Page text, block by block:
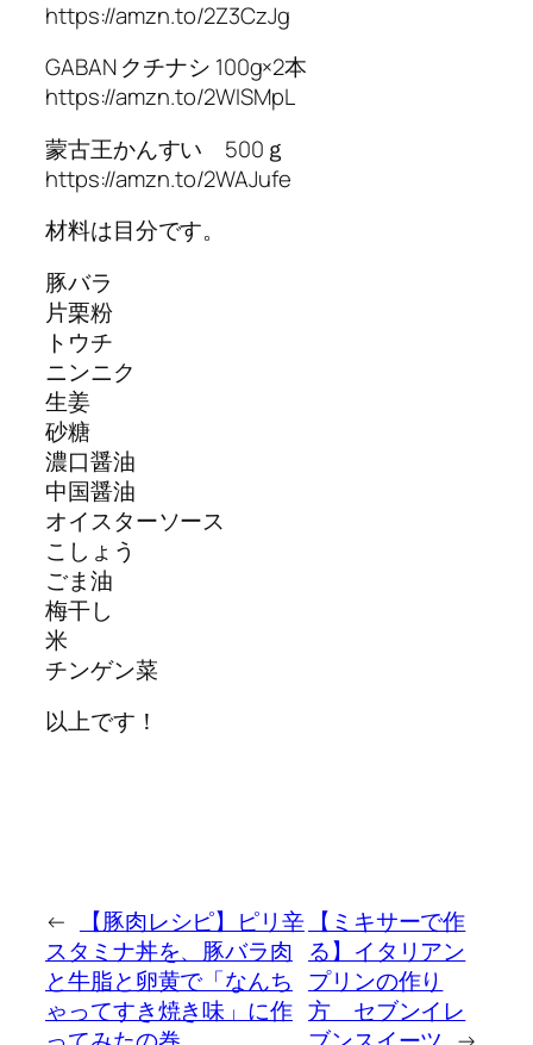
https://amzn.to/2Z3CzJg
GABAN クチナシ 100g×2本
https://amzn.to/2WISMpL
蒙古王かんすい 500ｇ
https://amzn.to/2WAJufe
材料は目分です。
豚バラ
片栗粉
トウチ
ニンニク
生姜
砂糖
濃口醤油
中国醤油
オイスターソース
こしょう
ごま油
梅干し
米
チンゲン菜
以上です！
←
【豚肉レシピ】ピリ辛
スタミナ丼を、豚バラ肉
と牛脂と卵黄で「なんち
ゃってすき焼き味」に作
【ミキサーで作
る】イタリアン
プリンの作り
方 セブンイレ